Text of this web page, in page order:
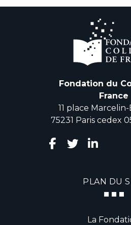
Fondation du
France
11 place
75231 Paris cedex
PLAN DU
La